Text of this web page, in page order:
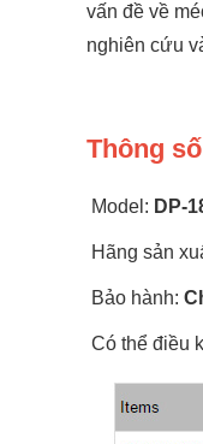
vấn đề về
nghiên cứu
Thông
Model: DP-
Hãng sản
Bảo hành:
Có thể điều